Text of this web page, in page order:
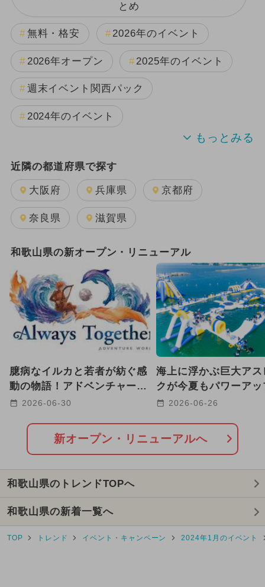
とめ
無料・格安 2026年のイベント
2026年オープン 2025年のイベント
週末イベント関西パック
2024年のイベント
夏休み 2025年12月のイベント
2025年11月のイベント
2024年7月のイベント
2026年8月のイベント
2024年12月のイベント
2026年1月のイベント
2026年7月のイベント
2025年2月のイベント
GW(ゴールデンウィーク)
2026年2月のイベント
2025年1月のイベント
2026年3月のイベント
2025年7月のイベント 冬休み
近隣の都道府県で探す
大阪府 兵庫県 京都府
奈良県 滋賀県
和歌山県の新オープン・リニューアル
臆病なイルカと若者が紡ぐ感
動の物語！アドベンチャーワ
ールドで新生マリンライブ開
2026-06-30
海上に浮かぶ巨大アス
クが今夏もパワーア
和歌山の夏を全力で
2026-06-26
新オープン・リニューアルへ
和歌山県のトレンドTOPへ
和歌山県の新着一覧へ
TOP トレンド イベント・キャンペーン 2024年1月のイベント